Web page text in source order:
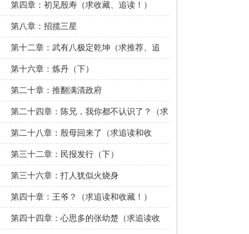
第四章：初见殷寿（求收藏、追读！）
第八章：招揽三星
第十二章：武有八极定乾坤（求推荐、追
读）
第十六章：炼丹（下）
第二十章：推翻满清政府
第二十四章：陈兄，我你都不认识了？（求
追读收藏！）
第二十八章：殷母回来了（求追读和收
藏！）
第三十二章：民报发行（下）
第三十六章：打人犹似火烧身
第四十章：王爷？（求追读和收藏！）
第四十四章：心思多的张幼楚（求追读收